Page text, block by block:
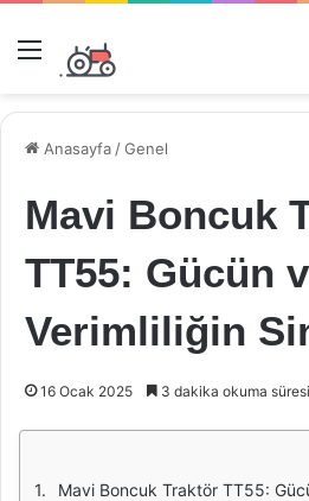
Menü
Anasayfa /Genel
Mavi Boncuk
TT55: Gücün
Verimliliğin
16 Ocak 2025 3 dakika okuma süresi
Mavi Boncuk Traktör TT55: